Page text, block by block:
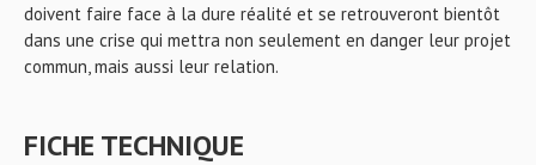
doivent faire face à la dure réalité et se retrouveront bientôt
dans une crise qui mettra non seulement en danger leur projet
commun, mais aussi leur relation.
FICHE TECHNIQUE